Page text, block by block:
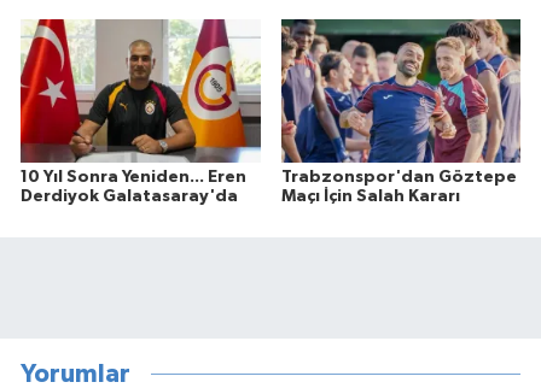
10 Yıl Sonra Yeniden... Eren
Derdiyok Galatasaray'da
Trabzonspor'dan Göztepe
Maçı İçin Salah Kararı
Yorumlar